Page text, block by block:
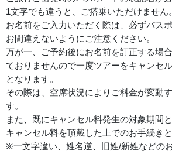
1文字でも違うと、ご搭乗いただけません。
お名前をご入力いただく際は、必ずパス
お間違えないようにご注意ください。
万が一、ご予約後にお名前を訂正する場
ておりませんので一度ツアーをキャンセ
となります。
その際は、空席状況によりご料金が変動
す。
また、既にキャンセル料発生の対象期間
キャンセル料を頂戴した上でのお手続きと
※一文字違い、姓名逆、旧姓/新姓などの